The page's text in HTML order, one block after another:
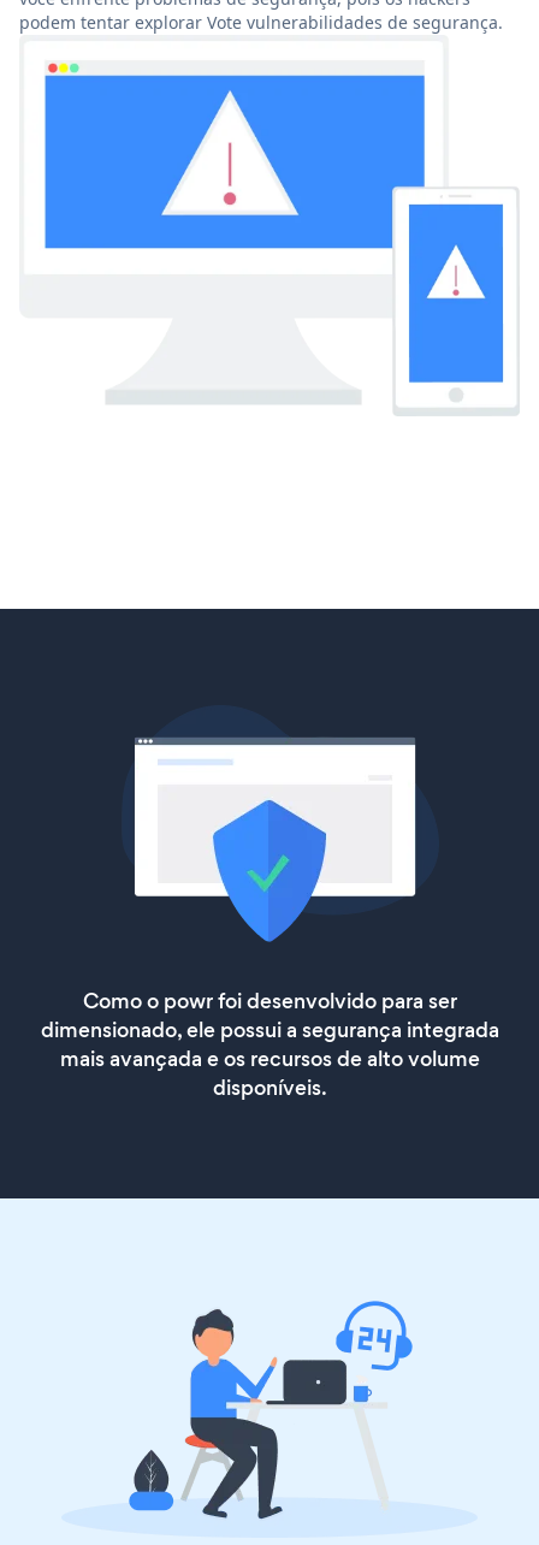
podem tentar explorar Vote vulnerabilidades de segurança.
Como o powr foi desenvolvido para ser
dimensionado, ele possui a segurança integrada
mais avançada e os recursos de alto volume
disponíveis.